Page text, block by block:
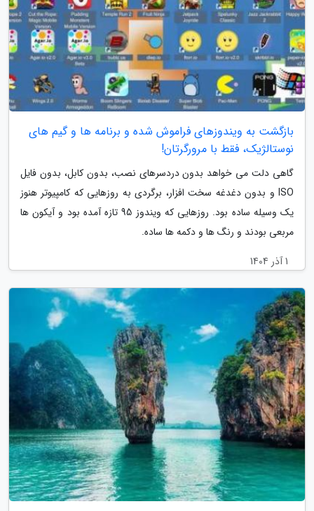
بازگشت به ویندوزهای فراموش شده و برنامه ها و گیم های
نوستالژیک، فقط با مرورگرتان!
گاهی دلت می خواهد بدون دردسرهای نصب، بدون کابل، بدون فایل
ISO و بدون دغدغه سخت افزار، برگردی به روزهایی که کامپیوتر هنوز
یک وسیله ساده بود. روزهایی که ویندوز 95 تازه آمده بود و آیکون ها
مربعی بودند و رنگ ها و دکمه ها ساده.
1 آذر 1404